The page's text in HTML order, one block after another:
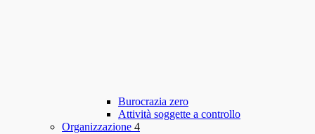
Burocrazia zero
Attività soggette a controllo
Organizzazione 4